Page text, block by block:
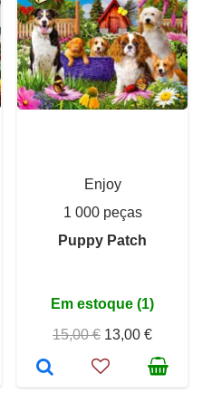
Enjoy
1 000 peças
Puppy Patch
Em estoque (1)
15,00 € 13,00 €